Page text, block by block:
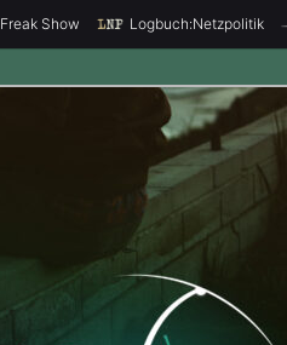
Freak Show Logbuch:Netzpolitik